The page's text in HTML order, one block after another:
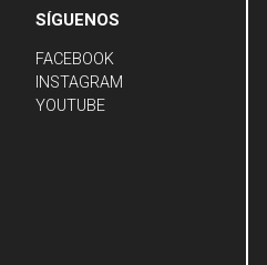
SÍGUENOS
FACEBOOK
INSTAGRAM
YOUTUBE